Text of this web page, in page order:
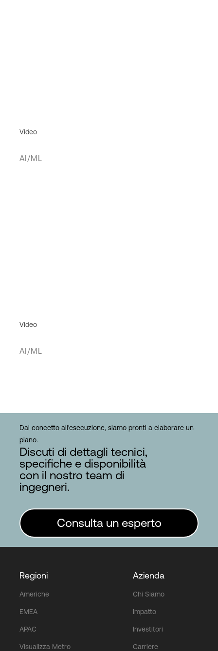
Video
AI/ML
Video
AI/ML
Dal concetto all'esecuzione, siamo pronti a elaborare un
piano.
Discuti di dettagli tecnici,
specifiche e disponibilità
con il nostro team di
ingegneri.
Consulta un esperto
Regioni
Americhe
EMEA
APAC
Visualizza Metro
Azienda
Chi Siamo
Impatto
Investitori
Carriere